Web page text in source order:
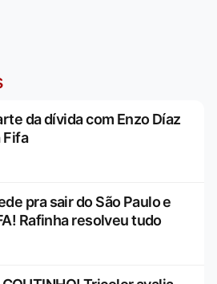
da dívida com Enzo Díaz
Fifa
pra sair do São Paulo e
Rafinha resolveu tudo